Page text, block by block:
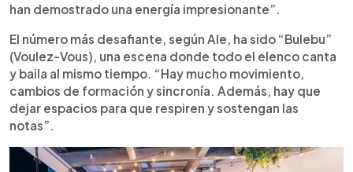
han demostrado una energía impresionante”.
El número más desafiante, según Ale, ha sido “Bulebu”
(Voulez-Vous), una escena donde todo el elenco canta
y baila al mismo tiempo. “Hay mucho movimiento,
cambios de formación y sincronía. Además, hay que
dejar espacios para que respiren y sostengan las
notas”.